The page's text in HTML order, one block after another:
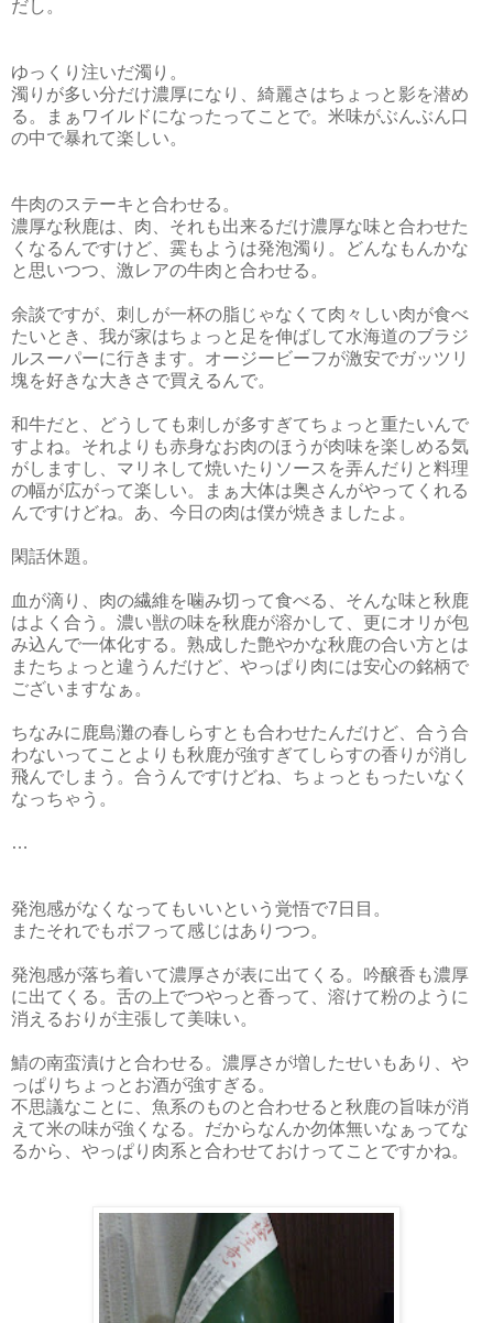
だし。
ゆっくり注いだ濁り。
濁りが多い分だけ濃厚になり、綺麗さはちょっと影を潜め
る。まぁワイルドになったってことで。米味がぶんぶん口
の中で暴れて楽しい。
牛肉のステーキと合わせる。
濃厚な秋鹿は、肉、それも出来るだけ濃厚な味と合わせた
くなるんですけど、霙もようは発泡濁り。どんなもんかな
と思いつつ、激レアの牛肉と合わせる。
余談ですが、刺しが一杯の脂じゃなくて肉々しい肉が食べ
たいとき、我が家はちょっと足を伸ばして水海道のブラジ
ルスーパーに行きます。オージービーフが激安でガッツリ
塊を好きな大きさで買えるんで。
和牛だと、どうしても刺しが多すぎてちょっと重たいんで
すよね。それよりも赤身なお肉のほうが肉味を楽しめる気
がしますし、マリネして焼いたりソースを弄んだりと料理
の幅が広がって楽しい。まぁ大体は奥さんがやってくれる
んですけどね。あ、今日の肉は僕が焼きましたよ。
閑話休題。
血が滴り、肉の繊維を噛み切って食べる、そんな味と秋鹿
はよく合う。濃い獣の味を秋鹿が溶かして、更にオリが包
み込んで一体化する。熟成した艶やかな秋鹿の合い方とは
またちょっと違うんだけど、やっぱり肉には安心の銘柄で
ございますなぁ。
ちなみに鹿島灘の春しらすとも合わせたんだけど、合う合
わないってことよりも秋鹿が強すぎてしらすの香りが消し
飛んでしまう。合うんですけどね、ちょっともったいなく
なっちゃう。
…
発泡感がなくなってもいいという覚悟で7日目。
またそれでもボフって感じはありつつ。
発泡感が落ち着いて濃厚さが表に出てくる。吟醸香も濃厚
に出てくる。舌の上でつやっと香って、溶けて粉のように
消えるおりが主張して美味い。
鯖の南蛮漬けと合わせる。濃厚さが増したせいもあり、や
っぱりちょっとお酒が強すぎる。
不思議なことに、魚系のものと合わせると秋鹿の旨味が消
えて米の味が強くなる。だからなんか勿体無いなぁってな
るから、やっぱり肉系と合わせておけってことですかね。